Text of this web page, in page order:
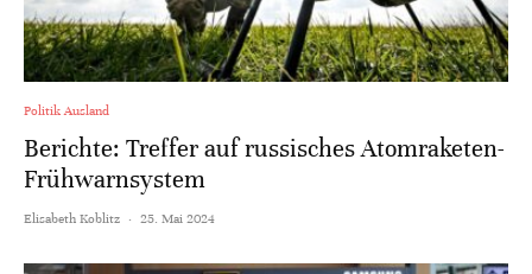
Politik Ausland
Berichte: Treffer auf russisches Atomraketen-
Frühwarnsystem
Elisabeth Koblitz · 25. Mai 2024